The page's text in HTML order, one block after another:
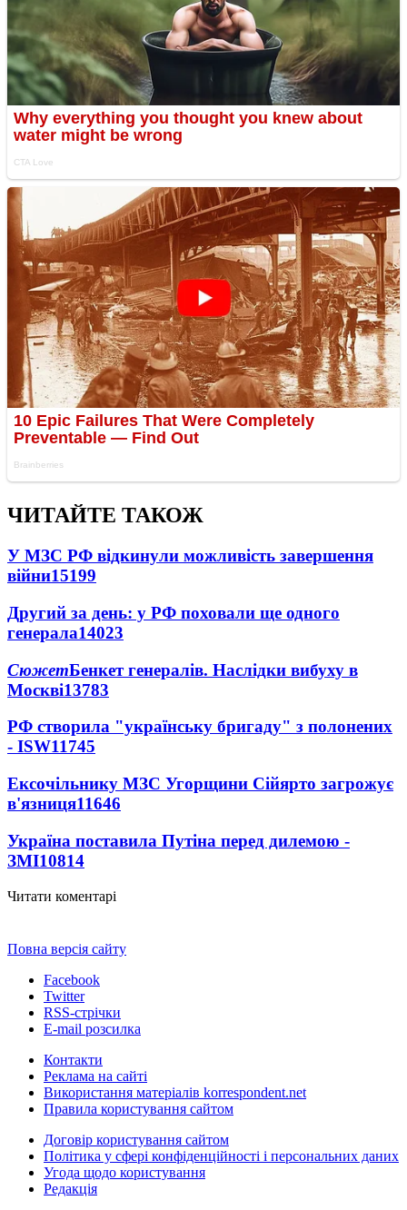
ЧИТАЙТЕ ТАКОЖ
У МЗС РФ відкинули можливість завершення
війни15199
Другий за день: у РФ поховали ще одного
генерала14023
СюжетБенкет генералів. Наслідки вибуху в
Москві13783
РФ створила "українську бригаду" з полонених
- ISW11745
Ексочільнику МЗС Угорщини Сійярто загрожує
в'язниця11646
Україна поставила Путіна перед дилемою -
ЗМІ10814
Читати коментарі
Повна версія сайту
Facebook
Twitter
RSS-стрічки
E-mail розсилка
Контакти
Реклама на сайті
Використання матеріалів korrespondent.net
Правила користування сайтом
Договір користування сайтом
Політика у сфері конфіденційності і персональних даних
Угода щодо користування
Редакція